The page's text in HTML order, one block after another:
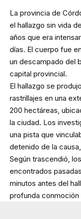
La provincia de
el hallazgo sin vida
años que era
días. El cuerpo fue
un descampado del
capital provincial.
El hallazgo se
rastrillajes en una
200 hectáreas,
la ciudad. Los
una pista que
detenido de la
Según trascendió,
encontrados
minutos antes del
profunda